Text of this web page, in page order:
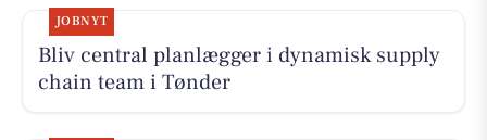
JOBNYT
Bliv central planlægger i dynamisk supply
chain team i Tønder